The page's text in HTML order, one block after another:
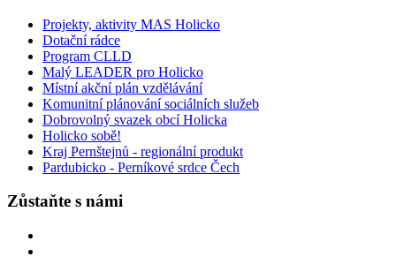
Projekty, aktivity MAS Holicko
Dotační rádce
Program CLLD
Malý LEADER pro Holicko
Místní akční plán vzdělávání
Komunitní plánování sociálních služeb
Dobrovolný svazek obcí Holicka
Holicko sobě!
Kraj Pernštejnů - regionální produkt
Pardubicko - Perníkové srdce Čech
Zůstaňte s námi